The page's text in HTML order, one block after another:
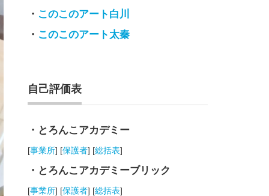
・ このこのアート白川
・ このこのアート太秦
自己評価表
・とろんこアカデミー
[事業所] [保護者] [総括表]
・とろんこアカデミーブリック
[事業所] [保護者] [総括表]